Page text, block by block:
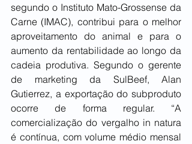
segundo o Instituto Mato-Grossense da
Carne (IMAC), contribui para o melhor
aproveitamento do animal e para o
aumento da rentabilidade ao longo da
cadeia produtiva. Segundo o gerente
de marketing da SulBeef, Alan
Gutierrez, a exportação do subproduto
ocorre de forma regular. “A
comercialização do vergalho in natura
é contínua, com volume médio mensal